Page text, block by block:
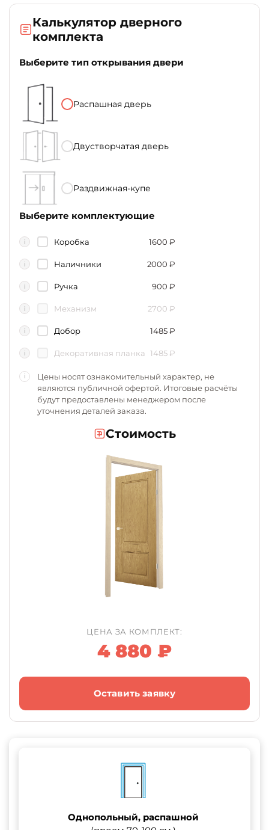
Калькулятор дверного
комплекта
Выберите тип открывания двери
Распашная дверь
Двустворчатая дверь
Раздвижная-купе
Выберите комплектующие
i Коробка 1600 ₽
i Наличники 2000 ₽
i Ручка 900 ₽
i Механизм 2700 ₽
i Добор 1485₽
i Декоративная планка 1485 ₽
i
Цены носят ознакомительный характер, не
являются публичной офертой. Итоговые расчёты
будут предоставлены менеджером после
уточнения деталей заказа.
Стоимость
ЦЕНА ЗА КОМПЛЕКТ:
4 880 ₽
Оставить заявку
Однопольный, распашной